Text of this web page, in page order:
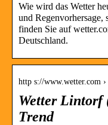
Wie wird das Wetter
und Regenvorhersage,
finden Sie auf
Deutschland.
http s://www.wetter.com
Wetter Lintorf
Trend